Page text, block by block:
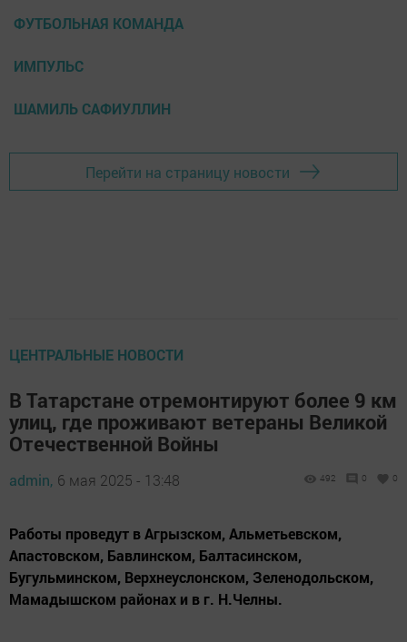
ФУТБОЛЬНАЯ КОМАНДА
ИМПУЛЬС
ШАМИЛЬ САФИУЛЛИН
Перейти на страницу новости
ЦЕНТРАЛЬНЫЕ НОВОСТИ
В Татарстане отремонтируют более 9 км
улиц, где проживают ветераны Великой
Отечественной Войны
admin, 6 мая 2025 - 13:48 492 0 0
Работы проведут в Агрызском, Альметьевском,
Апастовском, Бавлинском, Балтасинском,
Бугульминском, Верхнеуслонском, Зеленодольском,
Мамадышском районах и в г. Н.Челны.